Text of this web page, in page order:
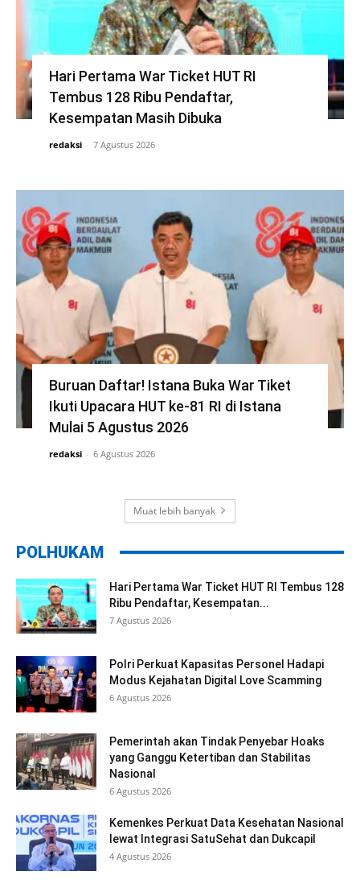
Hari Pertama War Ticket HUT RI
Tembus 128 Ribu Pendaftar,
Kesempatan Masih Dibuka
redaksi - 7 Agustus 2026
Buruan Daftar! Istana Buka War Tiket
Ikuti Upacara HUT ke-81 RI di Istana
Mulai 5 Agustus 2026
redaksi - 6 Agustus 2026
Muat lebih banyak
POLHUKAM
Hari Pertama War Ticket HUT RI Tembus 128
Ribu Pendaftar, Kesempatan...
7 Agustus 2026
Polri Perkuat Kapasitas Personel Hadapi
Modus Kejahatan Digital Love Scamming
6 Agustus 2026
Pemerintah akan Tindak Penyebar Hoaks
yang Ganggu Ketertiban dan Stabilitas
Nasional
6 Agustus 2026
Kemenkes Perkuat Data Kesehatan Nasional
lewat Integrasi SatuSehat dan Dukcapil
4 Agustus 2026